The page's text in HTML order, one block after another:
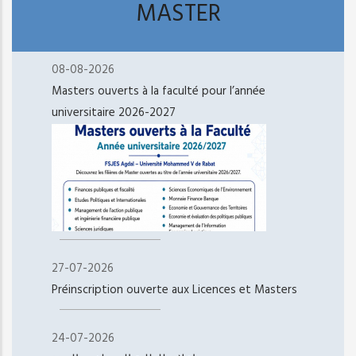
MASTER
08-08-2026
Masters ouverts à la faculté pour l’année
universitaire 2026-2027
27-07-2026
Préinscription ouverte aux Licences et Masters
24-07-2026